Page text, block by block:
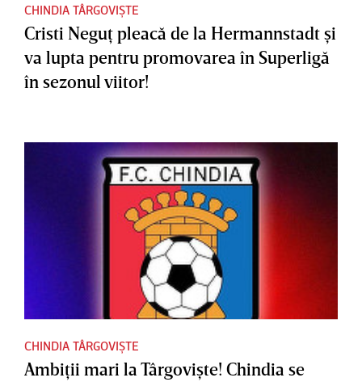
CHINDIA TÂRGOVIȘTE
Cristi Neguţ pleacă de la Hermannstadt şi
va lupta pentru promovarea în Superligă
în sezonul viitor!
CHINDIA TÂRGOVIȘTE
Ambiţii mari la Târgovişte! Chindia se